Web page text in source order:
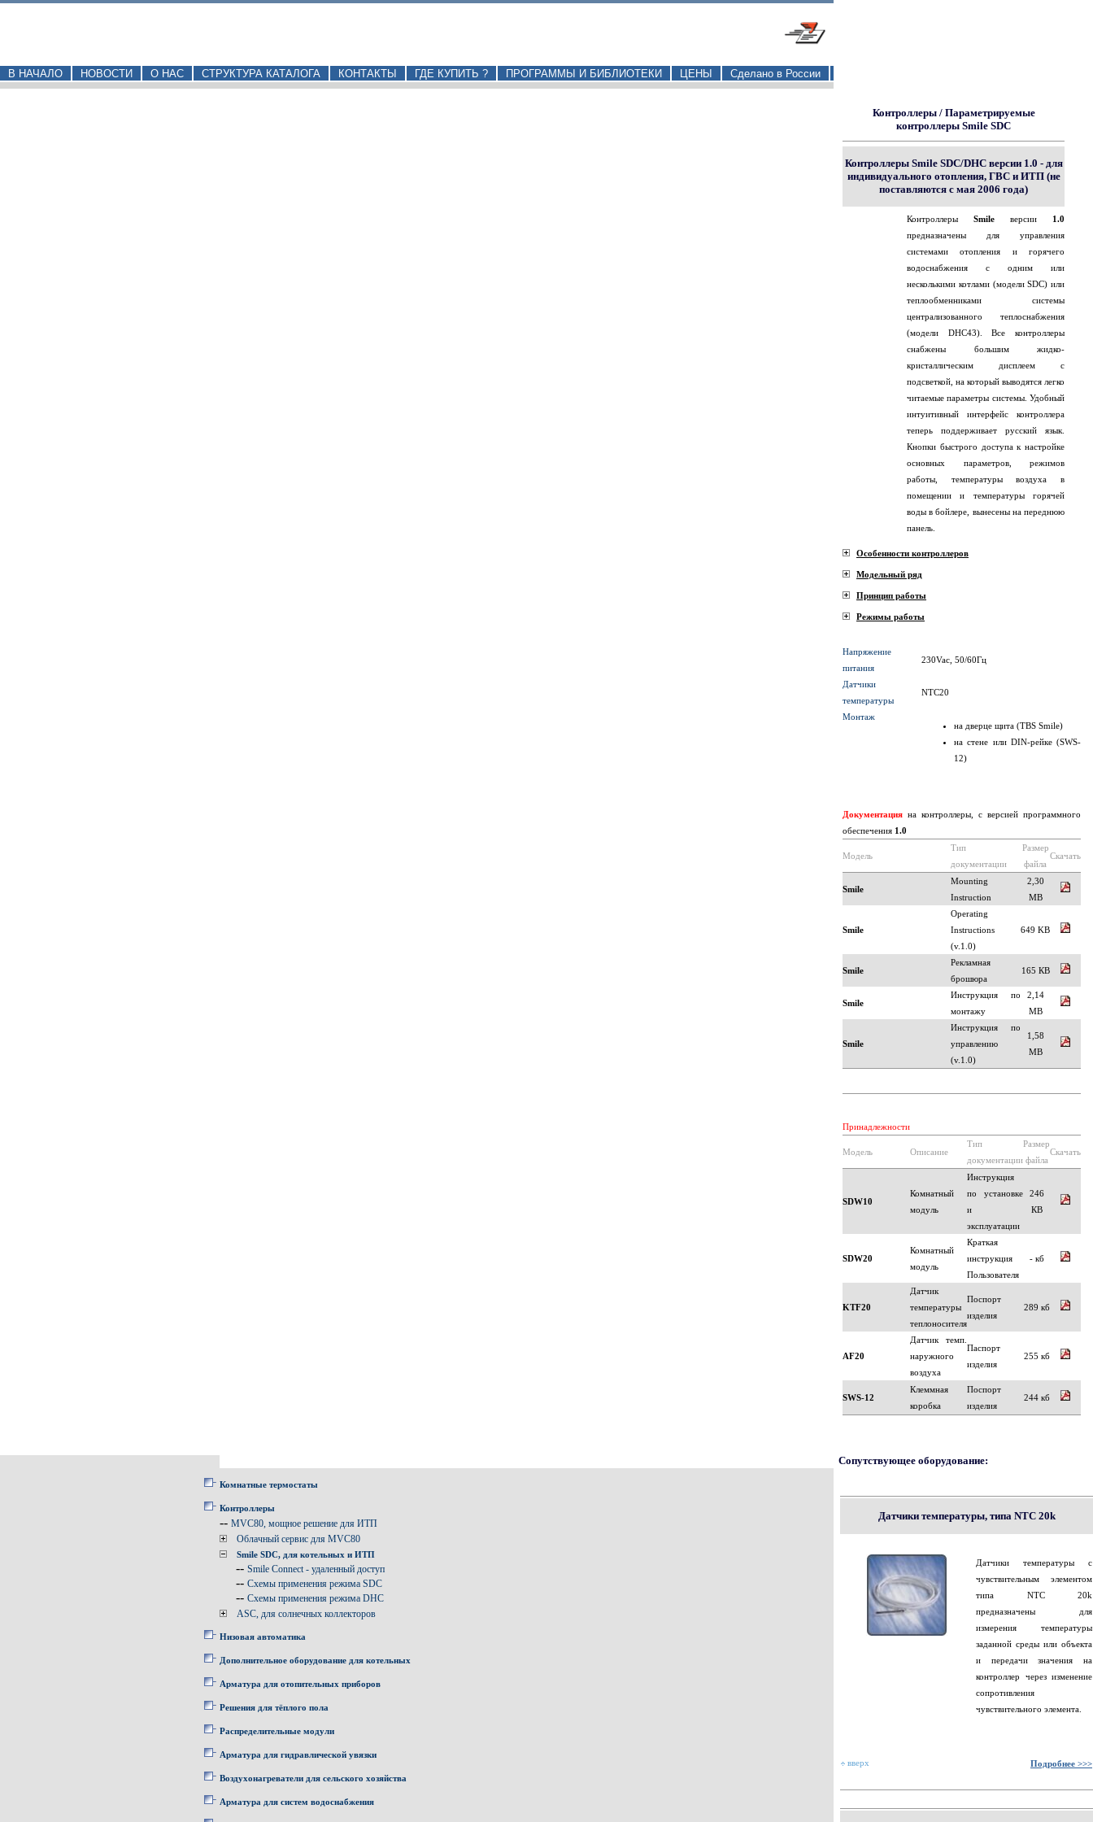
В НАЧАЛО НОВОСТИ О НАС СТРУКТУРА КАТАЛОГА КОНТАКТЫ ГДЕ КУПИТЬ ? ПРОГРАММЫ И БИБЛИОТЕКИ ЦЕНЫ Сделано в России
Комнатные термостаты
Контроллеры
-- MVC80, мощное решение для ИТП
Облачный сервис для MVC80
Smile SDC, для котельных и ИТП
-- Smile Connect - удаленный доступ
-- Схемы применения режима SDC
-- Схемы применения режима DHC
ASC, для солнечных коллекторов
Низовая автоматика
Дополнительное оборудование для котельных
Арматура для отопительных приборов
Решения для тёплого пола
Распределительные модули
Арматура для гидравлической увязки
Воздухонагреватели для сельского хозяйства
Арматура для систем водоснабжения
Контроллеры/ Параметрируемые
контроллеры Smile SDC
Контроллеры Smile SDC/DHC версии 1.0 - для
индивидуального отопления, ГВС и ИТП (не
поставляются с мая 2006 года)
Контроллеры Smile версии 1.0
предназначены для управления
системами отопления и горячего
водоснабжения с одним или
несколькими котлами (модели SDC) или
теплообменниками системы
централизованного теплоснабжения
(модели DHC43). Все контроллеры
снабжены большим жидко-
кристаллическим дисплеем с
подсветкой, на который выводятся легко
читаемые параметры системы. Удобный
интуитивный интерфейс контроллера
теперь поддерживает русский язык.
Кнопки быстрого доступа к настройке
основных параметров, режимов
работы, температуры воздуха в
помещении и температуры горячей
воды в бойлере, вынесены на переднюю
панель.
Особенности контроллеров
Модельный ряд
Принцип работы
Режимы работы
Напряжение
питания
230Vac, 50/60Гц
Датчики
температуры
NTC20
Монтаж
на дверце щита (TBS Smile)
на стене или DIN-рейке (SWS-
12)
Документация на контроллеры, с версией программного
обеспечения 1.0
Модель
Тип
документации
Размер
файла
Скачать
Smile
Mounting
Instruction
2,30
MB
Smile
Operating
Instructions
(v.1.0)
649 KB
Smile
Рекламная
брошюра
165 КB
Smile
Инструкция по
монтажу
2,14
MB
Smile
Инструкция по
управлению
(v.1.0)
1,58
MB
Принадлежности
Модель Описание
Тип
документации
Размер
файла
Скачать
SDW10
Комнатный
модуль
Инструкция
по установке
и
эксплуатации
246
КВ
SDW20
Комнатный
модуль
Краткая
инструкция
Пользователя
- кб
KTF20
Датчик
температуры
теплоносителя
Поспорт
изделия
289 кб
AF20
Датчик темп.
наружного
воздуха
Паспорт
изделия
255 кб
SWS-12
Клеммная
коробка
Поспорт
изделия
244 кб
Сопутствующее оборудование:
Датчики температуры, типа NTC 20k
Датчики температуры с
чувствительным элементом
типа NTC 20k
предназначены для
измерения температуры
заданной среды или объекта
и передачи значения на
контроллер через изменение
сопротивления
чувствительного элемента.
вверх Подробнее >>>